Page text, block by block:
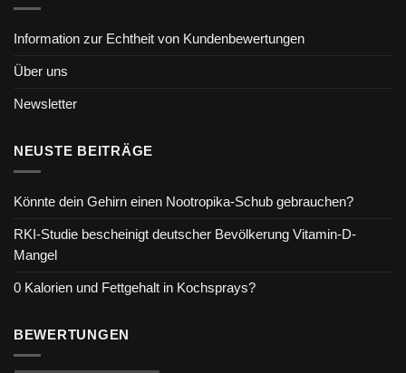
Information zur Echtheit von Kundenbewertungen
Über uns
Newsletter
NEUSTE BEITRÄGE
Könnte dein Gehirn einen Nootropika-Schub gebrauchen?
RKI-Studie bescheinigt deutscher Bevölkerung Vitamin-D-
Mangel
0 Kalorien und Fettgehalt in Kochsprays?
BEWERTUNGEN